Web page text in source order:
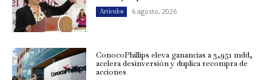
Artículos 6 agosto, 2026
ConocoPhillips eleva ganancias a 3,951 mdd,
acelera desinversión y duplica recompra de
acciones